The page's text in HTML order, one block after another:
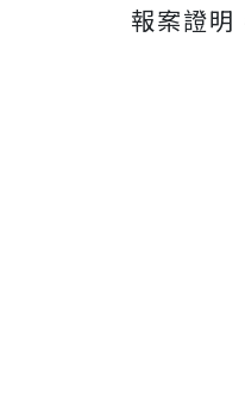
報案證明